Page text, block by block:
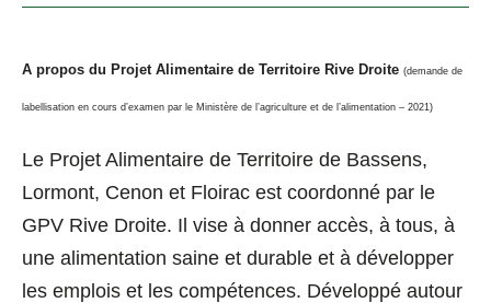
A propos du Projet Alimentaire de Territoire Rive Droite (demande de
labellisation en cours d’examen par le Ministère de l’agriculture et de l’alimentation – 2021)
Le Projet Alimentaire de Territoire de Bassens,
Lormont, Cenon et Floirac est coordonné par le
GPV Rive Droite. Il vise à donner accès, à tous, à
une alimentation saine et durable et à développer
les emplois et les compétences. Développé autour